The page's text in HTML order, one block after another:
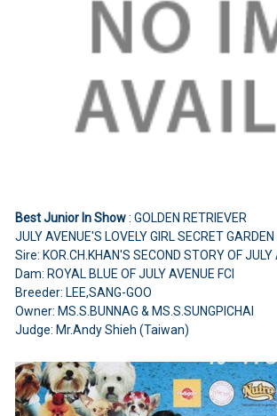
Best Junior In Show: GOLDEN RETRIEVER
JULY AVENUE'S LOVELY GIRL SECRET
Sire: KOR.CH.KHAN'S SECOND STORY OF JULY
Dam: ROYAL BLUE OF JULY AVENUE FCI
Breeder: LEE,SANG-GOO
Owner: MS.S.BUNNAG & MS.S.SUNGPICHAI
Judge: Mr.Andy Shieh (Taiwan)